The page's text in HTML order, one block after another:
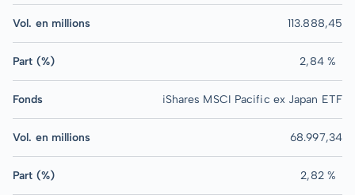
Vol. en millions 113.888,45
Part (%) 2,84 %
Fonds iShares MSCI Pacific ex Japan ETF
Vol. en millions 68.997,34
Part (%) 2,82 %